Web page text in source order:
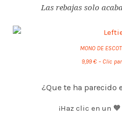
Las rebajas solo
MONO DE
9,99 € – Clic
¿Que te ha parecido
¡Haz clic en un